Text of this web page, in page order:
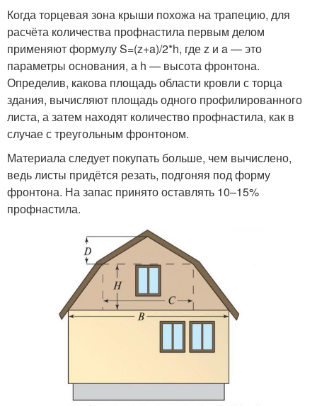
Когда торцевая зона крыши похожа на трапецию, для
расчёта количества профнастила первым делом
применяют формулу S=(z+a)/2*h, где z и a — это
параметры основания, а h — высота фронтона.
Определив, какова площадь области кровли с торца
здания, вычисляют площадь одного профилированного
листа, а затем находят количество профнастила, как в
случае с треугольным фронтоном.
Материала следует покупать больше, чем вычислено,
ведь листы придётся резать, подгоняя под форму
фронтона. На запас принято оставлять 10–15%
профнастила.